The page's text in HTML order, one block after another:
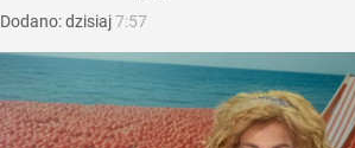
Dodano:dzisiaj7:57